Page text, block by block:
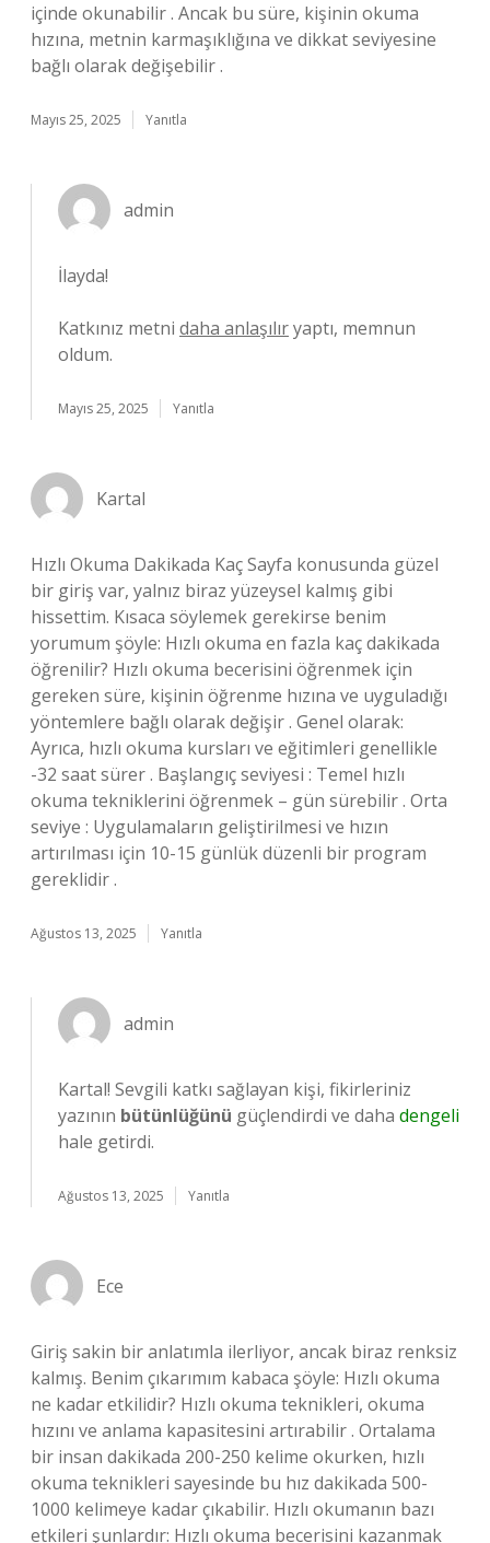
içinde okunabilir . Ancak bu süre, kişinin okuma
hızına, metnin karmaşıklığına ve dikkat seviyesine
bağlı olarak değişebilir .
Mayıs 25, 2025 Yanıtla
admin
İlayda!
Katkınız metni daha anlaşılıryaptı, memnun
oldum.
Mayıs 25, 2025 Yanıtla
Kartal
Hızlı Okuma Dakikada Kaç Sayfa konusunda güzel
bir giriş var, yalnız biraz yüzeysel kalmış gibi
hissettim. Kısaca söylemek gerekirse benim
yorumum şöyle: Hızlı okuma en fazla kaç dakikada
öğrenilir? Hızlı okuma becerisini öğrenmek için
gereken süre, kişinin öğrenme hızına ve uyguladığı
yöntemlere bağlı olarak değişir . Genel olarak:
Ayrıca, hızlı okuma kursları ve eğitimleri genellikle
-32 saat sürer . Başlangıç seviyesi : Temel hızlı
okuma tekniklerini öğrenmek – gün sürebilir . Orta
seviye : Uygulamaların geliştirilmesi ve hızın
artırılması için 10-15 günlük düzenli bir program
gereklidir .
Ağustos 13, 2025 Yanıtla
admin
Kartal! Sevgili katkı sağlayan kişi, fikirleriniz
yazının bütünlüğünü güçlendirdi ve daha dengeli
hale getirdi.
Ağustos 13, 2025 Yanıtla
Ece
Giriş sakin bir anlatımla ilerliyor, ancak biraz renksiz
kalmış. Benim çıkarımım kabaca şöyle: Hızlı okuma
ne kadar etkilidir? Hızlı okuma teknikleri, okuma
hızını ve anlama kapasitesini artırabilir . Ortalama
bir insan dakikada 200-250 kelime okurken, hızlı
okuma teknikleri sayesinde bu hız dakikada 500-
1000 kelimeye kadar çıkabilir. Hızlı okumanın bazı
etkileri şunlardır: Hızlı okuma becerisini kazanmak